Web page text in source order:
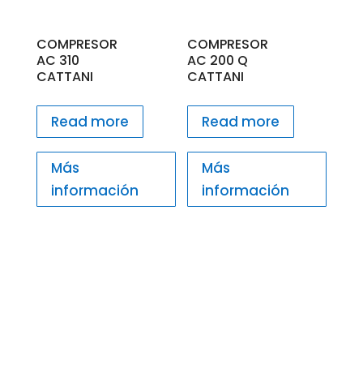
COMPRESOR
AC 310
CATTANI
Read more
Más
información
COMPRESOR
AC 200 Q
CATTANI
Read more
Más
información